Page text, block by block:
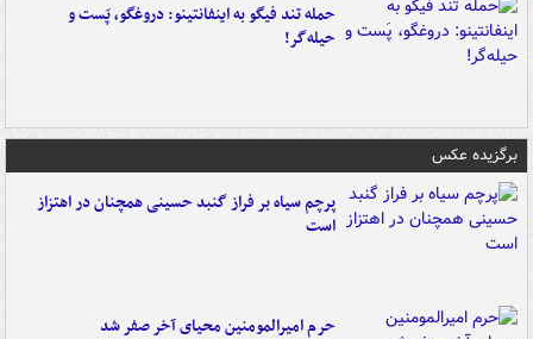
حمله تند فیگو به اینفانتینو: دروغگو، پَست‌ و
حیله‌گر!
برگزیده عکس
پرچم سیاه بر فراز گنبد حسینی همچنان در اهتزاز
است
حرم امیرالمومنین محیای آخر صفر شد